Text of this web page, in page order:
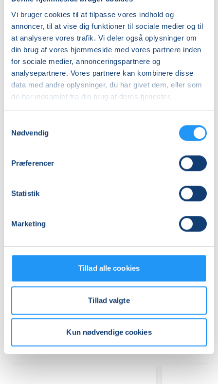
Vi bruger cookies til at tilpasse vores indhold og
annoncer, til at vise dig funktioner til sociale medier og til
at analysere vores trafik. Vi deler også oplysninger om
din brug af vores hjemmeside med vores partnere inden
for sociale medier, annonceringspartnere og
analysepartnere. Vores partnere kan kombinere disse
data med andre oplysninger, du har givet dem, eller som
de har indsamlet fra din brug af deres tjenester.
Nødvendig
Præferencer
Statistik
Marketing
Tillad alle cookies
Tillad valgte
Kun nødvendige cookies
Info
Nummer
262191
Første mødegang
onsdag 02.09.2026, kl. 17.15 - 18.25
Sidste mødegang
Antal mødegange
Adresse
Salen)
Praktiske oplysninger
Mødegange
Relaterede hold